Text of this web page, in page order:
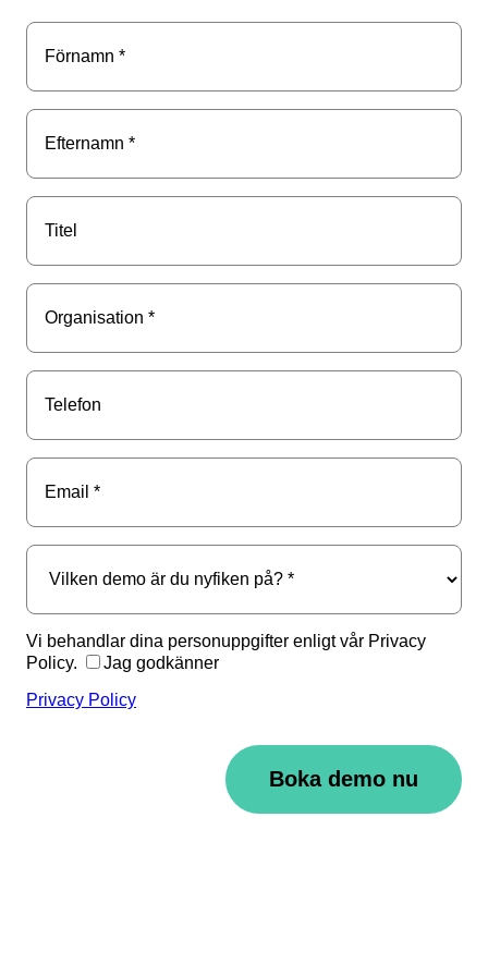
Vi behandlar dina personuppgifter enligt vår Privacy
Policy.
Jag godkänner
Privacy Policy